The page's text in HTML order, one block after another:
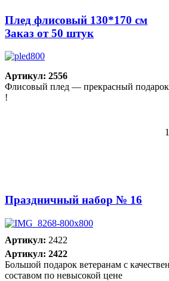
Плед флисовый 130*170 см
Заказ от 50 штук
Артикул: 2556
Флисовый плед — прекрасный подарок
!
Праздничный набор № 16
Артикул: 2422
Артикул: 2422
Большой подарок ветеранам с
составом по невысокой цене